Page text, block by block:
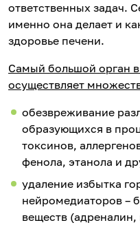
ответственных задач.
именно она делает и
здоровье печени.
Самый большой орган
осуществляет
обезвреживание
образующихся в
токсинов,
фенола, этанола и
удаление избытка
нейромедиаторов –
веществ